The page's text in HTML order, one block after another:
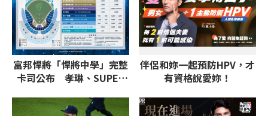
富邦悍將「悍將中學」完整
卡司公布 孝琳、SUPER
全場
伴侶和妳一起預防HPV，才
有資格說愛妳！
PR